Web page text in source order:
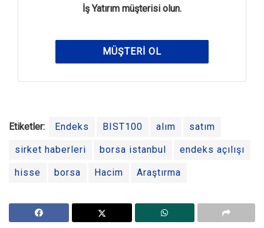
İş Yatırım müşterisi olun.
MÜŞTERI OL
Etiketler: Endeks BIST100 alım satım
sirket haberleri borsa istanbul endeks açılışı
hisse borsa Hacim Araştırma